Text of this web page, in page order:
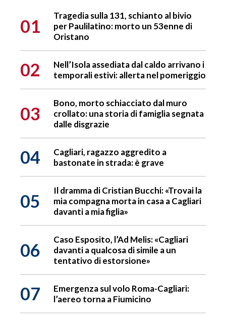
01
Tragedia sulla 131, schianto al bivio
per Paulilatino: morto un 53enne di
Oristano
02
Nell’Isola assediata dal caldo arrivano i
temporali estivi: allerta nel pomeriggio
03
Bono, morto schiacciato dal muro
crollato: una storia di famiglia segnata
dalle disgrazie
04
Cagliari, ragazzo aggredito a
bastonate in strada: è grave
05
Il dramma di Cristian Bucchi: «Trovai la
mia compagna morta in casa a Cagliari
davanti a mia figlia»
06
Caso Esposito, l’Ad Melis: «Cagliari
davanti a qualcosa di simile a un
tentativo di estorsione»
07
Emergenza sul volo Roma-Cagliari:
l’aereo torna a Fiumicino